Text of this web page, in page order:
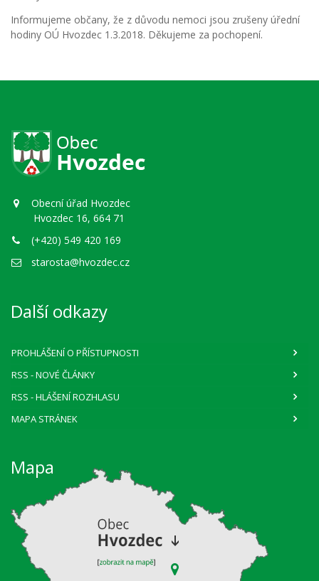
Informujeme občany, že z důvodu nemoci jsou zrušeny úřední
hodiny OÚ Hvozdec 1.3.2018. Děkujeme za pochopení.
Obecní úřad Hvozdec
Hvozdec 16, 664 71
(+420) 549 420 169
starosta@hvozdec.cz
Další odkazy
PROHLÁŠENÍ O PŘÍSTUPNOSTI
RSS - NOVÉ ČLÁNKY
RSS - HLÁŠENÍ ROZHLASU
MAPA STRÁNEK
Mapa